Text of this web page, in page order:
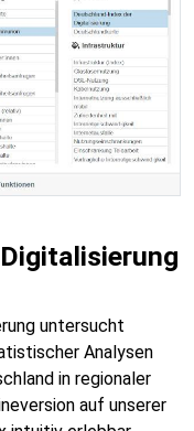
untersucht
Analysen
in regionaler
auf unserer